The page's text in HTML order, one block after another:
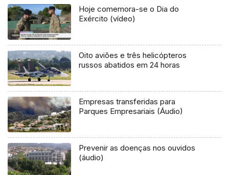
Hoje comemora-se o Dia do
Exército (vídeo)
Oito aviões e três helicópteros
russos abatidos em 24 horas
Empresas transferidas para
Parques Empresariais (Áudio)
Prevenir as doenças nos ouvidos
(áudio)